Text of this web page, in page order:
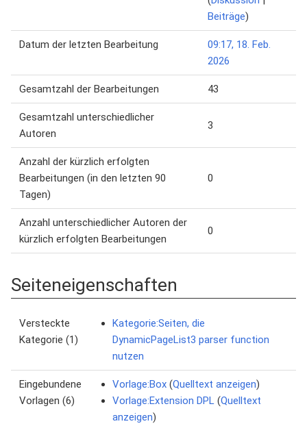
Beiträge)
Datum der letzten Bearbeitung
09:17, 18. Feb.
2026
Gesamtzahl der Bearbeitungen 43
Gesamtzahl unterschiedlicher
Autoren
3
Anzahl der kürzlich erfolgten
Bearbeitungen (in den letzten 90
Tagen)
0
Anzahl unterschiedlicher Autoren der
kürzlich erfolgten Bearbeitungen
0
Seiteneigenschaften
Versteckte
Kategorie (1)
Kategorie:Seiten, die
DynamicPageList3 parser function
nutzen
Eingebundene
Vorlagen (6)
Vorlage:Box (Quelltext anzeigen)
Vorlage:Extension DPL (Quelltext
anzeigen)